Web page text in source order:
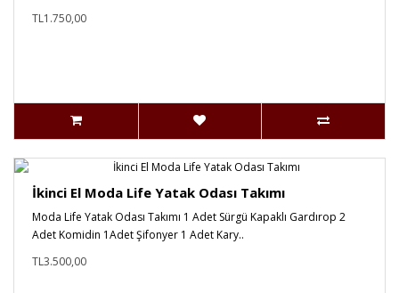
TL1.750,00
İkinci El Moda Life Yatak Odası Takımı
Moda Life Yatak Odası Takımı 1 Adet Sürgü Kapaklı Gardırop 2
Adet Komidin 1Adet Şifonyer 1 Adet Kary..
TL3.500,00